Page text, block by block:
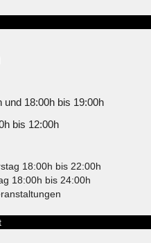
18:00h bis 19:00h
bis 12:00h
18:00h bis 22:00h
18:00h bis 24:00h